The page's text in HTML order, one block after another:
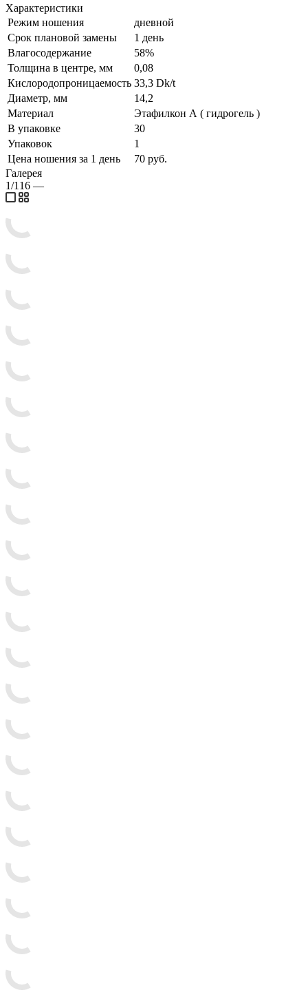
Характеристики
Режим ношения
дневной
Срок плановой замены
1 день
Влагосодержание
58%
Толщина в центре, мм
0,08
Кислородопроницаемость 33,3 Dk/t
Диаметр, мм
14,2
Материал
Этафилкон А ( гидрогель )
В упаковке
30
Упаковок
1
Цена ношения за 1 день
70 руб.
Галерея
1/116 —